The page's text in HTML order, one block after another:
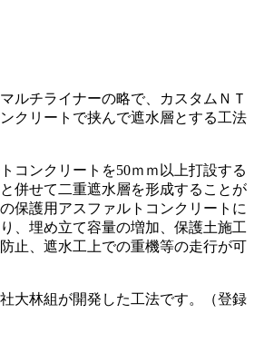
ルチライナーの略で、カスタムＮＴ
クリートで挟んで遮水層とする工法
コンクリートを50ｍｍ以上打設する
併せて二重遮水層を形成することが
保護用アスファルトコンクリートに
、埋め立て容量の増加、保護土施工
止、遮水工上での重機等の走行が可
大林組が開発した工法です。（登録